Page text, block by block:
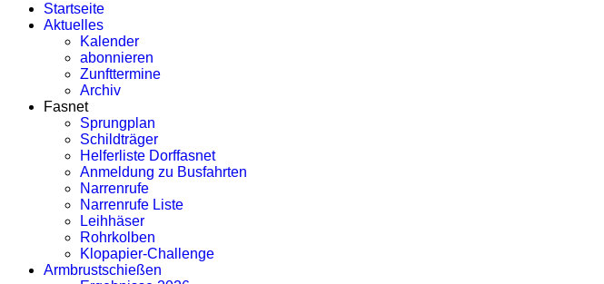
Startseite
Aktuelles
Kalender
abonnieren
Zunfttermine
Archiv
Fasnet
Sprungplan
Schildträger
Helferliste Dorffasnet
Anmeldung zu Busfahrten
Narrenrufe
Narrenrufe Liste
Leihhäser
Rohrkolben
Klopapier-Challenge
Armbrustschießen